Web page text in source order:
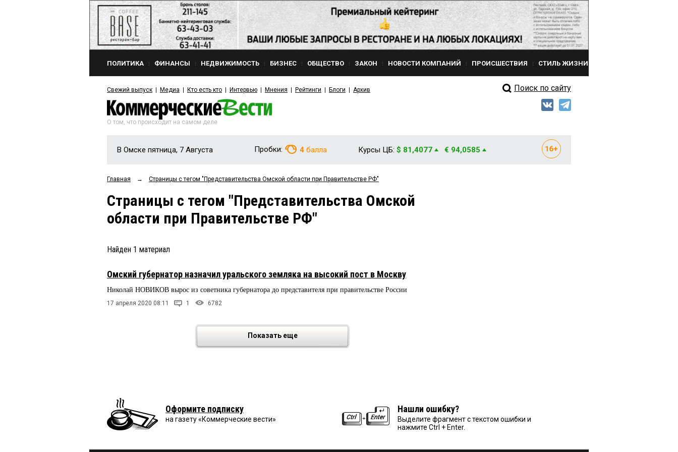
ПОЛИТИКА ФИНАНСЫ НЕДВИЖИМОСТЬ БИЗНЕС ОБЩЕСТВО ЗАКОН НОВОСТИ КОМПАНИЙ ПРОИСШЕСТВИЯ СТИЛЬ ЖИЗНИ
Свежий выпуск Медиа Кто есть кто Интервью Мнения Рейтинги Блоги Архив Поиск по сайту
О том, что происходит на самом деле
В Омске пятница, 7 Августа Пробки: 4 балла Курсы ЦБ: $ 81,4077 € 94,0585
Главная → Страницы c тегом "Представительства Омской области при Правительстве РФ"
Страницы c тегом "Представительства Омской
области при Правительстве РФ"
Найден 1 материал
Омский губернатор назначил уральского земляка на высокий пост в Москву
Николай НОВИКОВ вырос из советника губернатора до представителя при правительстве России
17 апреля 2020 08:11 1 6782
Показать еще
Оформите подписку
на газету «Коммерческие вести»
Нашли ошибку?
Выделите фрагмент с текстом ошибки и
нажмите Ctrl + Enter.